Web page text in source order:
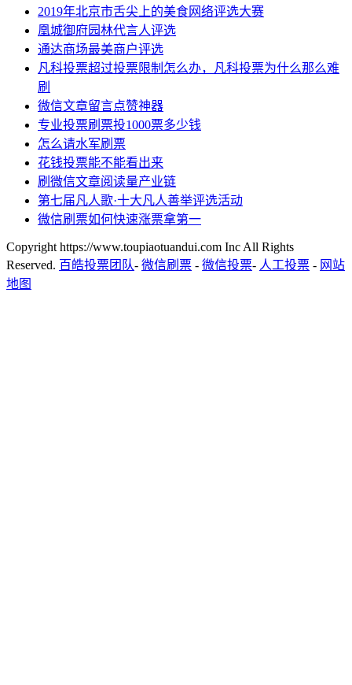
2019年北京市舌尖上的美食网络评选大赛
凰城御府园林代言人评选
通达商场最美商户评选
凡科投票超过投票限制怎么办，凡科投票为什么那么难
刷
微信文章留言点赞神器
专业投票刷票投1000票多少钱
怎么请水军刷票
花钱投票能不能看出来
刷微信文章阅读量产业链
第七届凡人歌·十大凡人善举评选活动
微信刷票如何快速涨票拿第一
Copyright https://www.toupiaotuandui.com Inc All Rights
Reserved. 百皓投票团队- 微信刷票 - 微信投票- 人工投票 - 网站
地图